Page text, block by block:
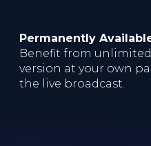
Permanently
Benefit from
version at your own
the live broadcast.